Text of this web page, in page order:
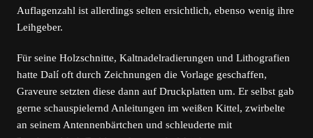
Auflagenzahl ist allerdings selten ersichtlich, ebenso wenig ihre
Leihgeber.
Für seine Holzschnitte, Kaltnadelradierungen und Lithografien
hatte Dalí oft durch Zeichnungen die Vorlage geschaffen,
Graveure setzten diese dann auf Druckplatten um. Er selbst gab
gerne schauspielernd Anleitungen im weißen Kittel, zwirbelte
an seinem Antennenbärtchen und schleuderte mit